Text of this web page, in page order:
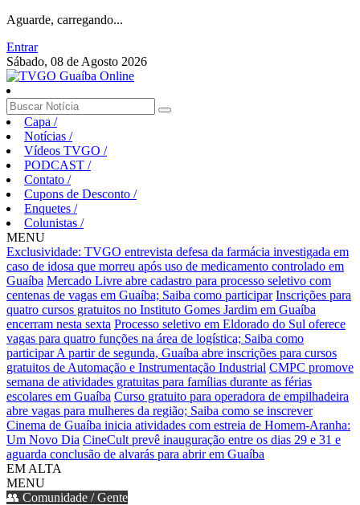
Aguarde, carregando...
Entrar
Sábado, 08 de Agosto 2026
Capa /
Notícias /
Vídeos TVGO /
PODCAST /
Contato /
Cupons de Desconto /
Enquetes /
Colunistas /
MENU
Exclusividade: TVGO entrevista defesa da farmácia investigada em
caso de idosa que morreu após uso de medicamento controlado em
Guaíba Mercado Livre abre cadastro para processo seletivo com
centenas de vagas em Guaíba; Saiba como participar Inscrições para
quatro cursos gratuitos no Instituto Gomes Jardim em Guaíba
encerram nesta sexta Processo seletivo em Eldorado do Sul oferece
vagas para quatro funções na área de logística; Saiba como
participarA partir de segunda, Guaíba abre inscrições para cursos
gratuitos de Automação e Instrumentação Industrial CMPC promove
semana de atividades gratuitas para famílias durante as férias
escolares em Guaíba Curso gratuito para operadora de empilhadeira
abre vagas para mulheres da região; Saiba como se inscrever
Cinema de Guaíba inicia atividades com estreia de Homem-Aranha:
Um Novo Dia CineCult prevê inauguração entre os dias 29 e 31 e
aguarda conclusão de alvarás para abrir em Guaíba
EM ALTA
MENU
👥 Comunidade / Gente